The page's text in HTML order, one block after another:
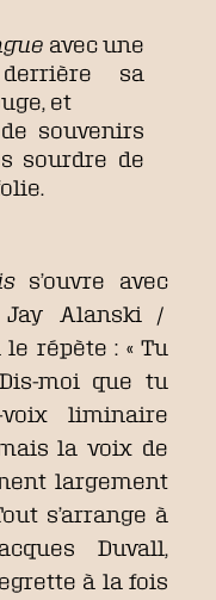
avec une
sa
et
souvenirs
sourdre de
s’ouvre avec
Jay Alanski /
répète : « Tu
moi que tu
voix liminaire
la voix de
largement
s’arrange à
Duvall,
à la fois